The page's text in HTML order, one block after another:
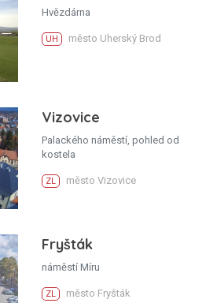
Hvězdárna
UH město Uherský Brod
Vizovice
Palackého náměstí, pohled od
kostela
ZL město Vizovice
Fryšták
náměstí Míru
ZL město Fryšták